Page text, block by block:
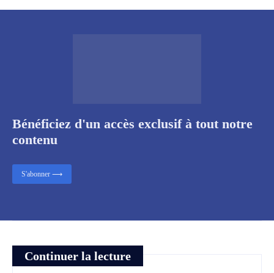
Continuer la lecture
Bénéficiez d'un accès exclusif à tout notre
contenu
S'abonner ⟶